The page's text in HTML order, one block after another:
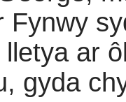
Fynwy
ar
gyda